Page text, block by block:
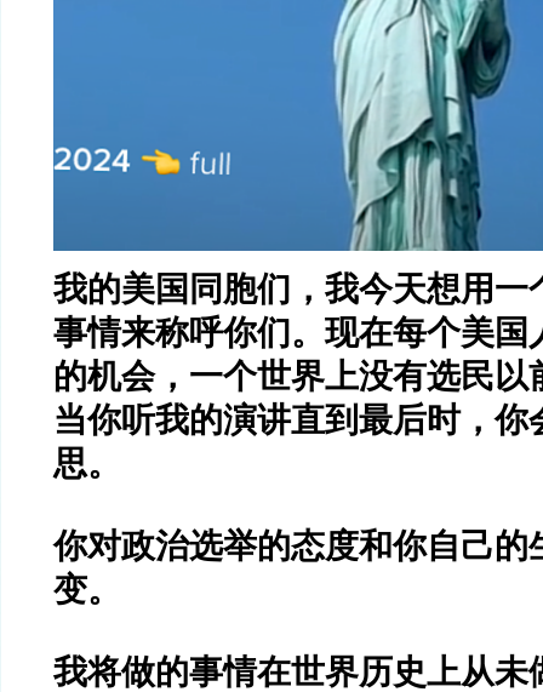
我的美国同胞们，我今天想用一
事情来称呼你们。现在每个美国
的机会，一个世界上没有选民以
当你听我的演讲直到最后时，你
思。
你对政治选举的态度和你自己的
变。
我将做的事情在世界历史上从未